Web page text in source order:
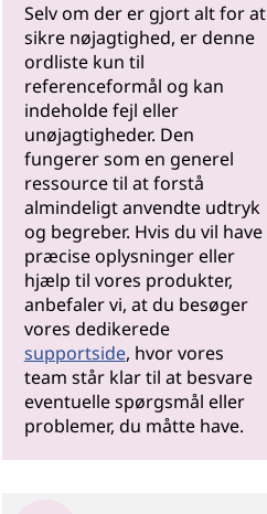
Selv om der er gjort alt for at
sikre nøjagtighed, er denne
ordliste kun til
referenceformål og kan
indeholde fejl eller
unøjagtigheder. Den
fungerer som en generel
ressource til at forstå
almindeligt anvendte udtryk
og begreber. Hvis du vil have
præcise oplysninger eller
hjælp til vores produkter,
anbefaler vi, at du besøger
vores dedikerede
supportside, hvor vores
team står klar til at besvare
eventuelle spørgsmål eller
problemer, du måtte have.